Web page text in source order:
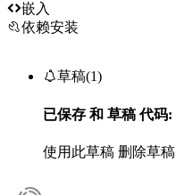
嵌入
依赖安装
草稿(1)
已保存 和 草稿代码:
使用此草稿 删除草稿